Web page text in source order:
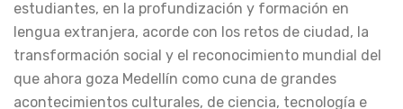
estudiantes, en la profundización y formación en
lengua extranjera, acorde con los retos de ciudad, la
transformación social y el reconocimiento mundial del
que ahora goza Medellín como cuna de grandes
acontecimientos culturales, de ciencia, tecnología e